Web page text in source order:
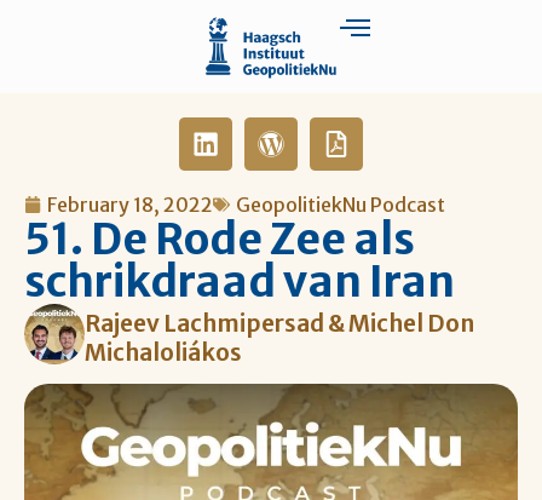
February 18, 2022 GeopolitiekNu Podcast
51. De Rode Zee als
schrikdraad van Iran
Rajeev Lachmipersad & Michel Don
Michaloliákos